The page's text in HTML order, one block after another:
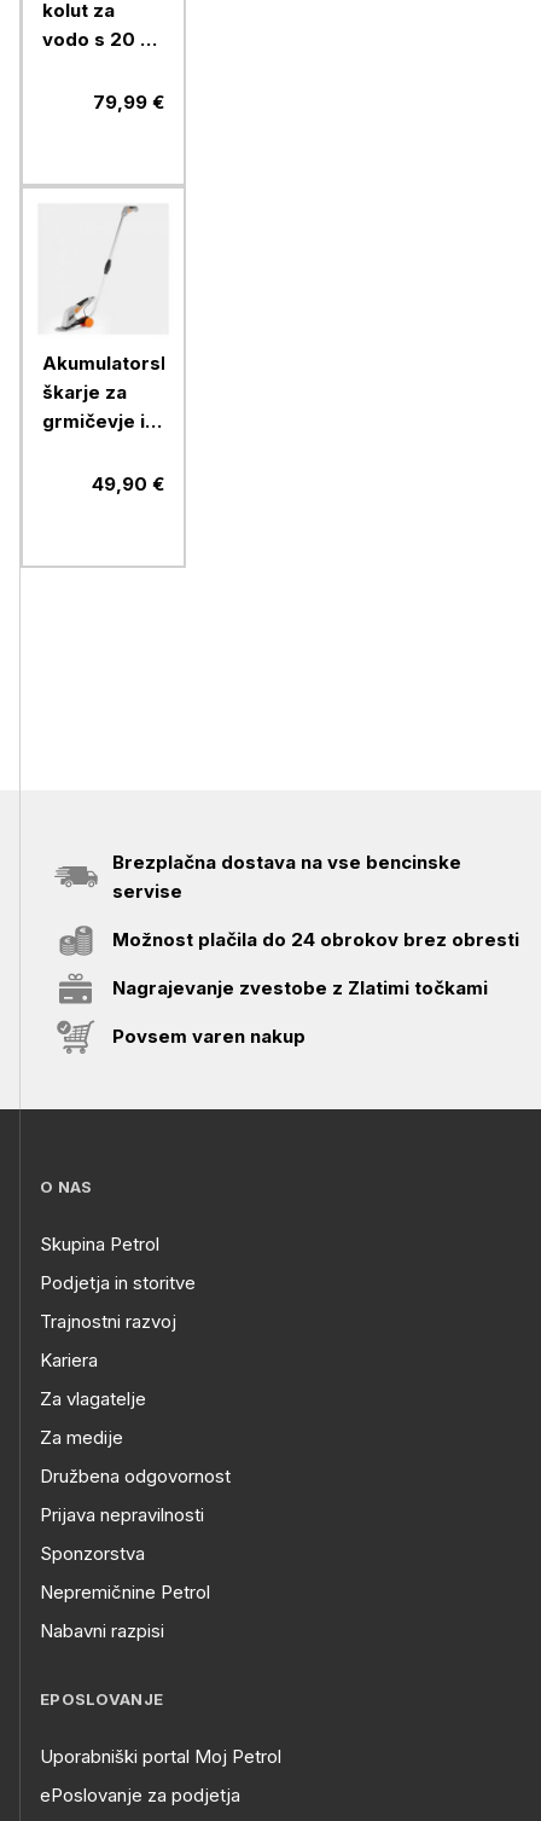
kolut za
vodo s 20 m
priključki79,99 €
Akumulatorske
škarje za
grmičevje in
VonHaus, 7.2
49,90 €
Brezplačna dostava na vse bencinske
servise
Možnost plačila do 24 obrokov brez obresti
Nagrajevanje zvestobe z Zlatimi točkami
Povsem varen nakup
O NAS
Skupina Petrol
Podjetja in storitve
Trajnostni razvoj
Kariera
Za vlagatelje
Za medije
Družbena odgovornost
Prijava nepravilnosti
Sponzorstva
Nepremičnine Petrol
Nabavni razpisi
EPOSLOVANJE
Uporabniški portal Moj Petrol
ePoslovanje za podjetja